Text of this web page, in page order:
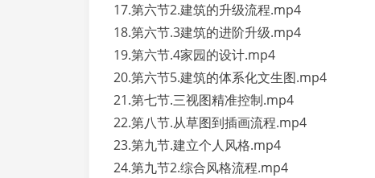
17.第六节2.建筑的升级流程.mp4
18.第六节.3建筑的进阶升级.mp4
19.第六节.4家园的设计.mp4
20.第六节5.建筑的体系化文生图.mp4
21.第七节.三视图精准控制.mp4
22.第八节.从草图到插画流程.mp4
23.第九节.建立个人风格.mp4
24.第九节2.综合风格流程.mp4